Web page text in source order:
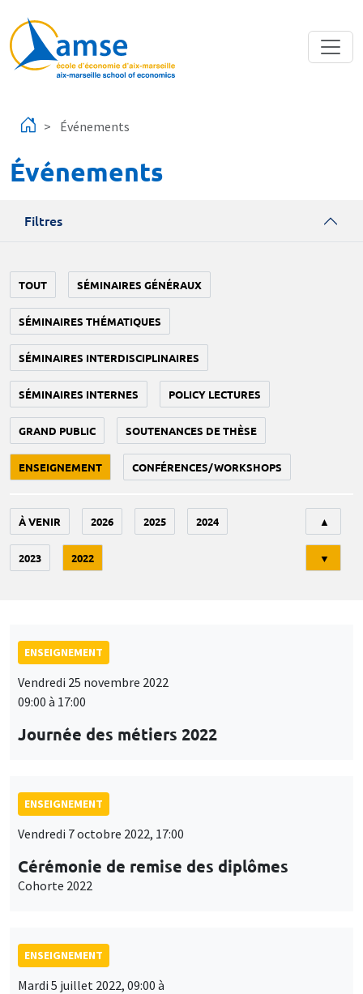
Événements
Événements
Filtres
TOUT SÉMINAIRES GÉNÉRAUX
SÉMINAIRES THÉMATIQUES
SÉMINAIRES INTERDISCIPLINAIRES
SÉMINAIRES INTERNES POLICY LECTURES
GRAND PUBLIC SOUTENANCES DE THÈSE
ENSEIGNEMENT CONFÉRENCES/WORKSHOPS
À VENIR 2026 2025 2024
2023 2022
▲
▼
ENSEIGNEMENT
Vendredi 25 novembre 2022
09:00 à 17:00
Journée des métiers 2022
ENSEIGNEMENT
Vendredi 7 octobre 2022, 17:00
Cérémonie de remise des diplômes
Cohorte 2022
ENSEIGNEMENT
Mardi 5 juillet 2022, 09:00 à